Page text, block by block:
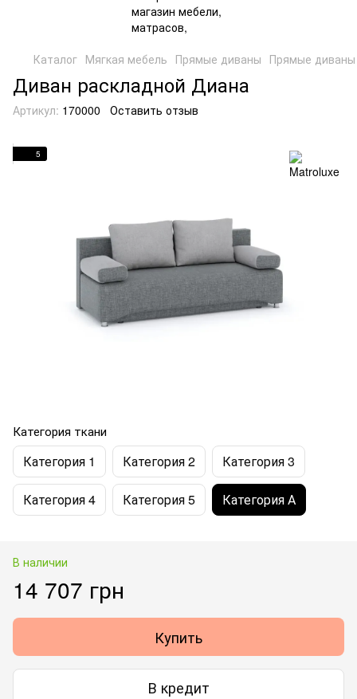
Каталог Мягкая мебель Прямые диваны Прямые диваны
Диван раскладной Диана
Артикул: 170000 Оставить отзыв
5
Категория ткани
Категория 1 Категория 2 Категория 3
Категория 4 Категория 5 Категория А
В наличии
14 707 грн
Купить
В кредит